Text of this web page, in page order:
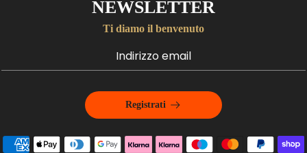
NEWSLETTER
Ti diamo il benvenuto
Registrati